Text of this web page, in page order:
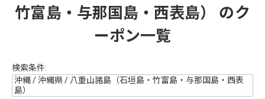
竹富島・与那国島・西表島） のク
ーポン一覧
検索条件:
沖縄 / 沖縄県 / 八重山諸島（石垣島・竹富島・与那国島・西表
島）